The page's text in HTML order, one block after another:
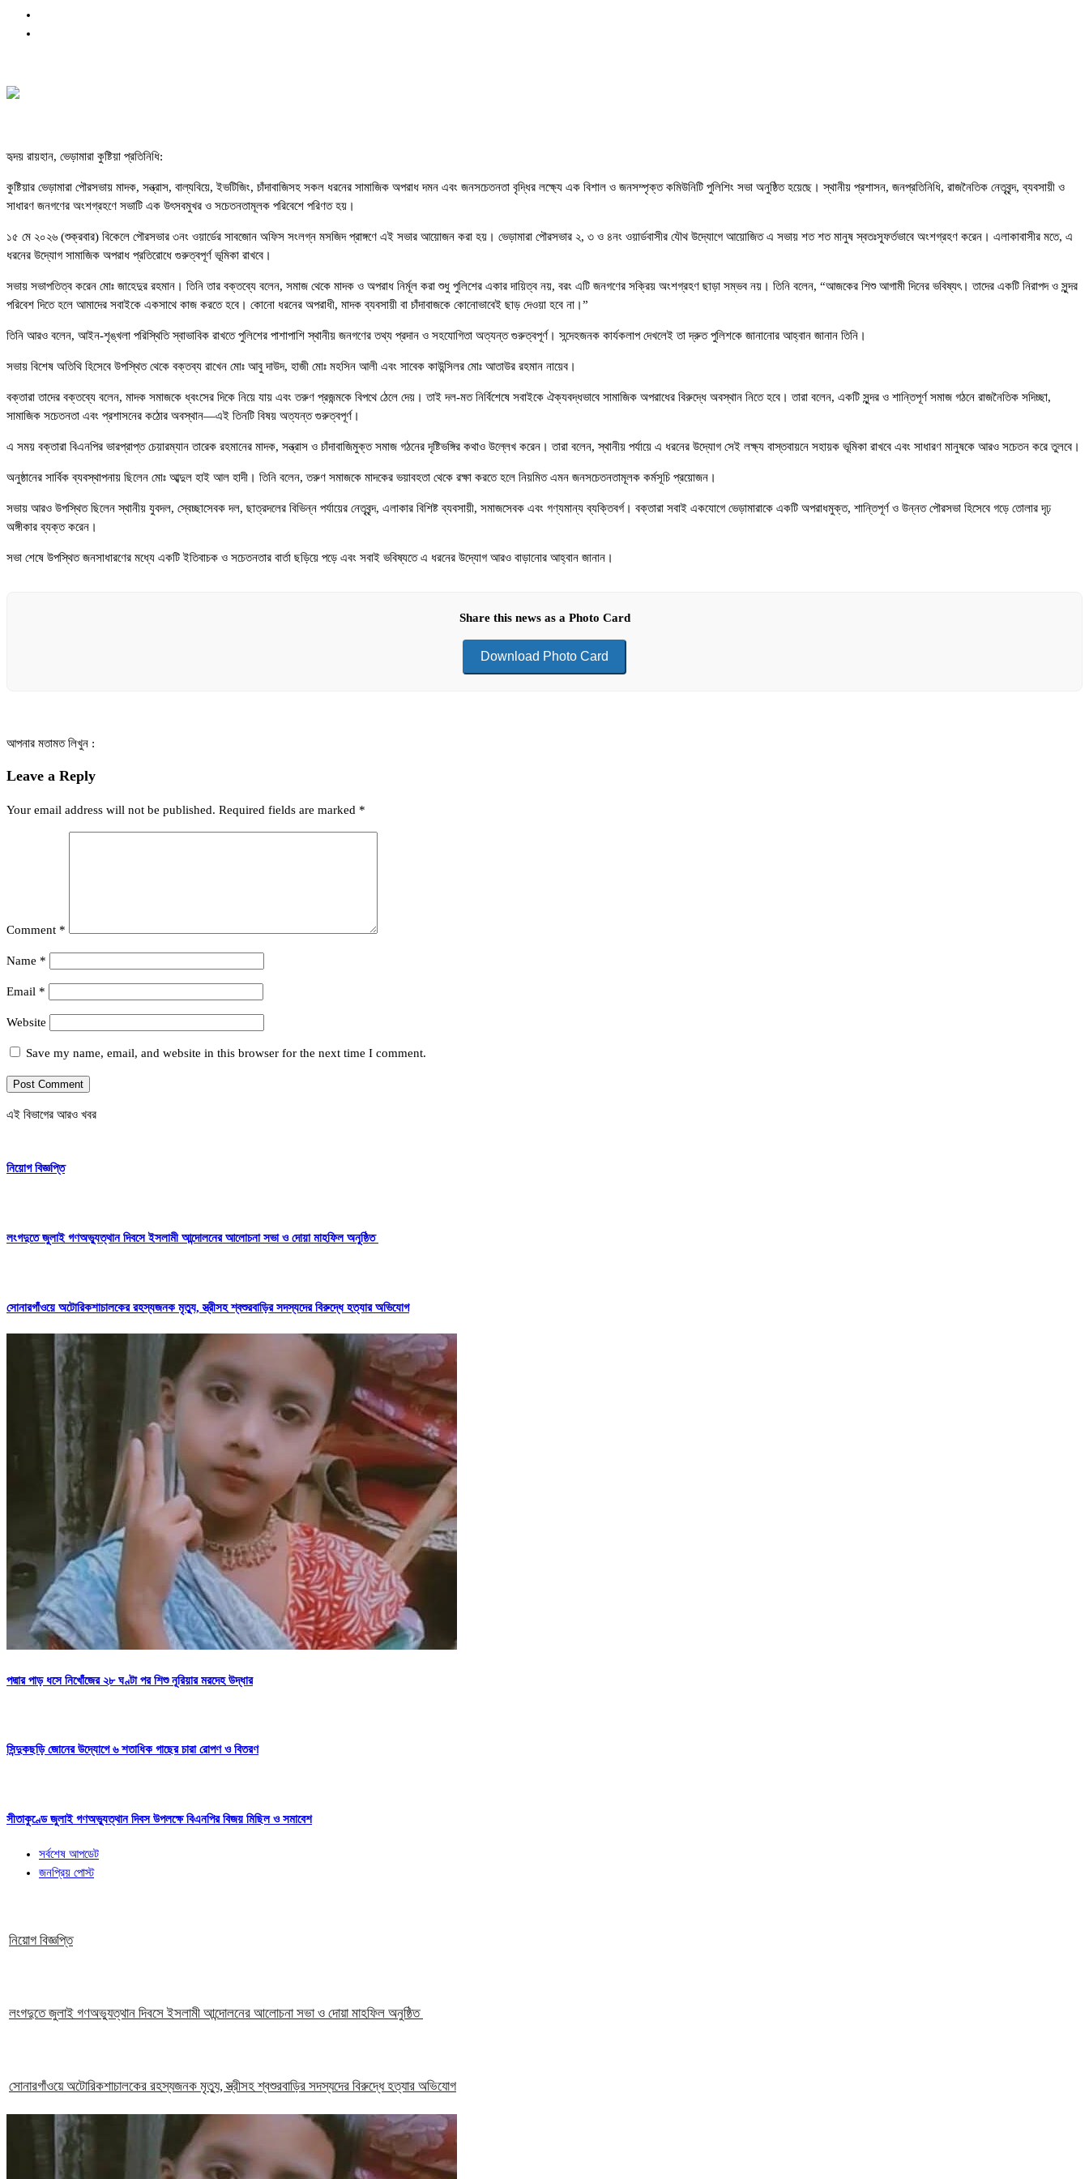
হৃদয় রায়হান, ভেড়ামারা কুষ্টিয়া প্রতিনিধি:
কুষ্টিয়ার ভেড়ামারা পৌরসভায় মাদক, সন্ত্রাস, বাল্যবিয়ে, ইভটিজিং, চাঁদাবাজিসহ সকল ধরনের সামাজিক অপরাধ দমন এবং জনসচেতনতা বৃদ্ধির লক্ষ্যে এক বিশাল ও জনসম্পৃক্ত কমিউনিটি পুলিশিং সভা অনুষ্ঠিত হয়েছে। স্থানীয় প্রশাসন, জনপ্রতিনিধি, রাজনৈতিক নেতৃবৃন্দ, ব্যবসায়ী ও
সাধারণ জনগণের অংশগ্রহণে সভাটি এক উৎসবমুখর ও সচেতনতামূলক পরিবেশে পরিণত হয়।
১৫ মে ২০২৬ (শুক্রবার) বিকেলে পৌরসভার ৩নং ওয়ার্ডের সাবজোন অফিস সংলগ্ন মসজিদ প্রাঙ্গণে এই সভার আয়োজন করা হয়। ভেড়ামারা পৌরসভার ২, ৩ ও ৪নং ওয়ার্ডবাসীর যৌথ উদ্যোগে আয়োজিত এ সভায় শত শত মানুষ স্বতঃস্ফূর্তভাবে অংশগ্রহণ করেন। এলাকাবাসীর মতে, এ
ধরনের উদ্যোগ সামাজিক অপরাধ প্রতিরোধে গুরুত্বপূর্ণ ভূমিকা রাখবে।
সভায় সভাপতিত্ব করেন মোঃ জাহেদুর রহমান। তিনি তার বক্তব্যে বলেন, সমাজ থেকে মাদক ও অপরাধ নির্মূল করা শুধু পুলিশের একার দায়িত্ব নয়, বরং এটি জনগণের সক্রিয় অংশগ্রহণ ছাড়া সম্ভব নয়। তিনি বলেন, “আজকের শিশু আগামী দিনের ভবিষ্যৎ। তাদের একটি নিরাপদ ও সুন্দর
পরিবেশ দিতে হলে আমাদের সবাইকে একসাথে কাজ করতে হবে। কোনো ধরনের অপরাধী, মাদক ব্যবসায়ী বা চাঁদাবাজকে কোনোভাবেই ছাড় দেওয়া হবে না।”
তিনি আরও বলেন, আইন-শৃঙ্খলা পরিস্থিতি স্বাভাবিক রাখতে পুলিশের পাশাপাশি স্থানীয় জনগণের তথ্য প্রদান ও সহযোগিতা অত্যন্ত গুরুত্বপূর্ণ। সন্দেহজনক কার্যকলাপ দেখলেই তা দ্রুত পুলিশকে জানানোর আহ্বান জানান তিনি।
সভায় বিশেষ অতিথি হিসেবে উপস্থিত থেকে বক্তব্য রাখেন মোঃ আবু দাউদ, হাজী মোঃ মহসিন আলী এবং সাবেক কাউন্সিলর মোঃ আতাউর রহমান নায়েব।
বক্তারা তাদের বক্তব্যে বলেন, মাদক সমাজকে ধ্বংসের দিকে নিয়ে যায় এবং তরুণ প্রজন্মকে বিপথে ঠেলে দেয়। তাই দল-মত নির্বিশেষে সবাইকে ঐক্যবদ্ধভাবে সামাজিক অপরাধের বিরুদ্ধে অবস্থান নিতে হবে। তারা বলেন, একটি সুন্দর ও শান্তিপূর্ণ সমাজ গঠনে রাজনৈতিক সদিচ্ছা,
সামাজিক সচেতনতা এবং প্রশাসনের কঠোর অবস্থান—এই তিনটি বিষয় অত্যন্ত গুরুত্বপূর্ণ।
এ সময় বক্তারা বিএনপির ভারপ্রাপ্ত চেয়ারম্যান তারেক রহমানের মাদক, সন্ত্রাস ও চাঁদাবাজিমুক্ত সমাজ গঠনের দৃষ্টিভঙ্গির কথাও উল্লেখ করেন। তারা বলেন, স্থানীয় পর্যায়ে এ ধরনের উদ্যোগ সেই লক্ষ্য বাস্তবায়নে সহায়ক ভূমিকা রাখবে এবং সাধারণ মানুষকে আরও সচেতন করে তুলবে।
অনুষ্ঠানের সার্বিক ব্যবস্থাপনায় ছিলেন মোঃ আব্দুল হাই আল হাদী। তিনি বলেন, তরুণ সমাজকে মাদকের ভয়াবহতা থেকে রক্ষা করতে হলে নিয়মিত এমন জনসচেতনতামূলক কর্মসূচি প্রয়োজন।
সভায় আরও উপস্থিত ছিলেন স্থানীয় যুবদল, স্বেচ্ছাসেবক দল, ছাত্রদলের বিভিন্ন পর্যায়ের নেতৃবৃন্দ, এলাকার বিশিষ্ট ব্যবসায়ী, সমাজসেবক এবং গণ্যমান্য ব্যক্তিবর্গ। বক্তারা সবাই একযোগে ভেড়ামারাকে একটি অপরাধমুক্ত, শান্তিপূর্ণ ও উন্নত পৌরসভা হিসেবে গড়ে তোলার দৃঢ়
অঙ্গীকার ব্যক্ত করেন।
সভা শেষে উপস্থিত জনসাধারণের মধ্যে একটি ইতিবাচক ও সচেতনতার বার্তা ছড়িয়ে পড়ে এবং সবাই ভবিষ্যতে এ ধরনের উদ্যোগ আরও বাড়ানোর আহ্বান জানান।
Share this news as a Photo Card
Download Photo Card
আপনার মতামত লিখুন :
Leave a Reply
Your email address will not be published. Required fields are marked *
Comment *
Name *
Email *
Website
Save my name, email, and website in this browser for the next time I comment.
এই বিভাগের আরও খবর
নিয়োগ বিজ্ঞপ্তি
লংগদুতে জুলাই গণঅভ্যুত্থান দিবসে ইসলামী আন্দোলনের আলোচনা সভা ও দোয়া মাহফিল অনুষ্ঠিত
সোনারগাঁওয়ে অটোরিকশাচালকের রহস্যজনক মৃত্যু, স্ত্রীসহ শ্বশুরবাড়ির সদস্যদের বিরুদ্ধে হত্যার অভিযোগ
পদ্মার পাড় ধসে নিখোঁজের ২৮ ঘণ্টা পর শিশু নূরিয়ার মরদেহ উদ্ধার
সিন্দুকছড়ি জোনের উদ্যোগে ৬ শতাধিক গাছের চারা রোপণ ও বিতরণ
সীতাকুণ্ডে জুলাই গণঅভ্যুত্থান দিবস উপলক্ষে বিএনপির বিজয় মিছিল ও সমাবেশ
সর্বশেষ আপডেট
জনপ্রিয় পোস্ট
নিয়োগ বিজ্ঞপ্তি
লংগদুতে জুলাই গণঅভ্যুত্থান দিবসে ইসলামী আন্দোলনের আলোচনা সভা ও দোয়া মাহফিল অনুষ্ঠিত
সোনারগাঁওয়ে অটোরিকশাচালকের রহস্যজনক মৃত্যু, স্ত্রীসহ শ্বশুরবাড়ির সদস্যদের বিরুদ্ধে হত্যার অভিযোগ